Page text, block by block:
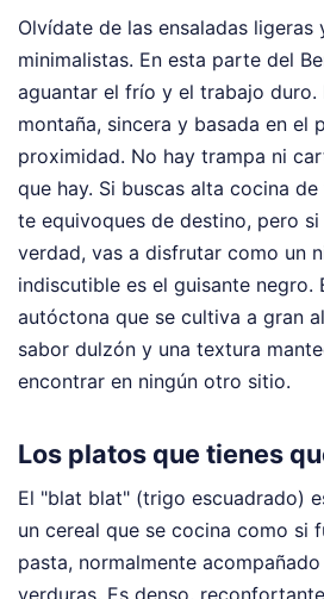
Olvídate de las ensaladas ligeras
minimalistas. En esta parte del
aguantar el frío y el trabajo duro.
montaña, sincera y basada en el
proximidad. No hay trampa ni
que hay. Si buscas alta cocina
te equivoques de destino, pero
verdad, vas a disfrutar como un
indiscutible es el guisante negro.
autóctona que se cultiva a gran
sabor dulzón y una textura
encontrar en ningún otro sitio.
Los platos que tienes
El "blat blat" (trigo escuadrado)
un cereal que se cocina como si
pasta, normalmente